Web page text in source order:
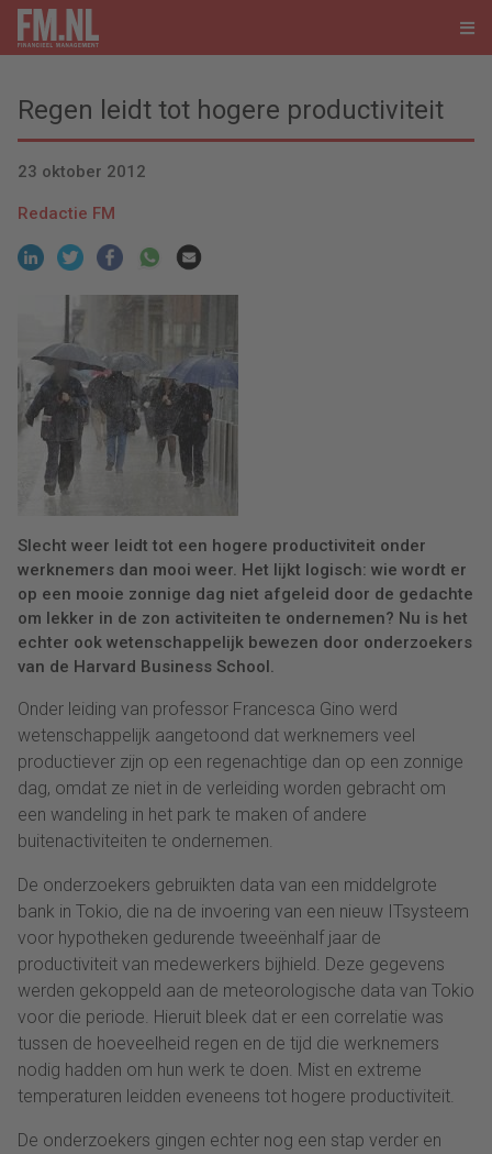
Regen leidt tot hogere productiviteit
23 oktober 2012
Redactie FM
Slecht weer leidt tot een hogere productiviteit onder
werknemers dan mooi weer. Het lijkt logisch: wie wordt er
op een mooie zonnige dag niet afgeleid door de gedachte
om lekker in de zon activiteiten te ondernemen? Nu is het
echter ook wetenschappelijk bewezen door onderzoekers
van de Harvard Business School.
Onder leiding van professor Francesca Gino werd
wetenschappelijk aangetoond dat werknemers veel
productiever zijn op een regenachtige dan op een zonnige
dag, omdat ze niet in de verleiding worden gebracht om
een wandeling in het park te maken of andere
buitenactiviteiten te ondernemen.
De onderzoekers gebruikten data van een middelgrote
bank in Tokio, die na de invoering van een nieuw ITsysteem
voor hypotheken gedurende tweeënhalf jaar de
productiviteit van medewerkers bijhield. Deze gegevens
werden gekoppeld aan de meteorologische data van Tokio
voor die periode. Hieruit bleek dat er een correlatie was
tussen de hoeveelheid regen en de tijd die werknemers
nodig hadden om hun werk te doen. Mist en extreme
temperaturen leidden eveneens tot hogere productiviteit.
De onderzoekers gingen echter nog een stap verder en